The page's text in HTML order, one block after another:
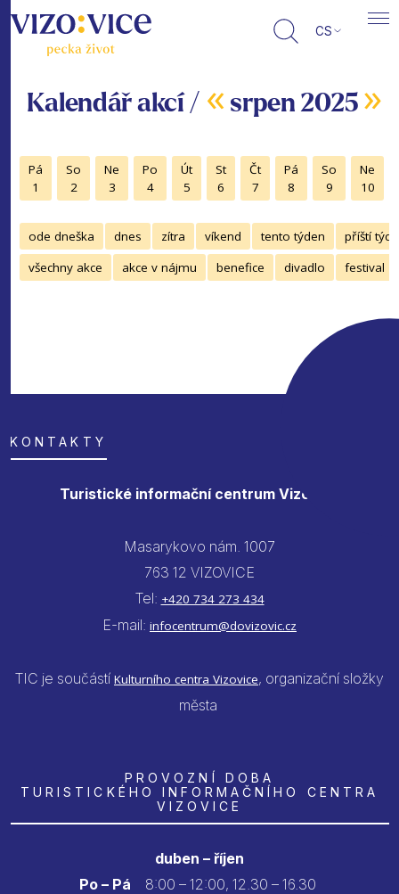
CS
Kalendář akcí / « srpen 2025 »
Pá
1
So
2
Ne
3
Po
4
Út
5
St
6
Čt
7
Pá
8
So
9
Ne
10
ode dneška dnes zítra víkend tento týden
příští
všechny akce
akce v nájmu benefice divadlo festival
KONTAKTY
Turistické informační centrum Vizovice
Masarykovo nám. 1007
763 12 VIZOVICE
Tel: +420 734 273 434
E-mail: infocentrum@dovizovic.cz
TIC je součástí Kulturního centra Vizovice, organizační složky
města
PROVOZNÍ DOBA
TURISTICKÉHO INFORMAČNÍHO CENTRA
VIZOVICE
duben – říjen
Po – Pá
8:00 – 12:00, 12.30 – 16.30